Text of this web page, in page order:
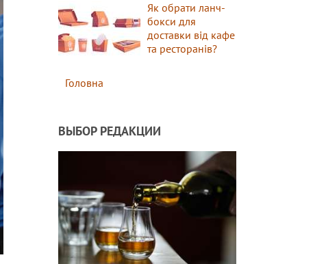
Як обрати ланч-
бокси для
доставки від кафе
та ресторанів?
Головна
ВЫБОР РЕДАКЦИИ